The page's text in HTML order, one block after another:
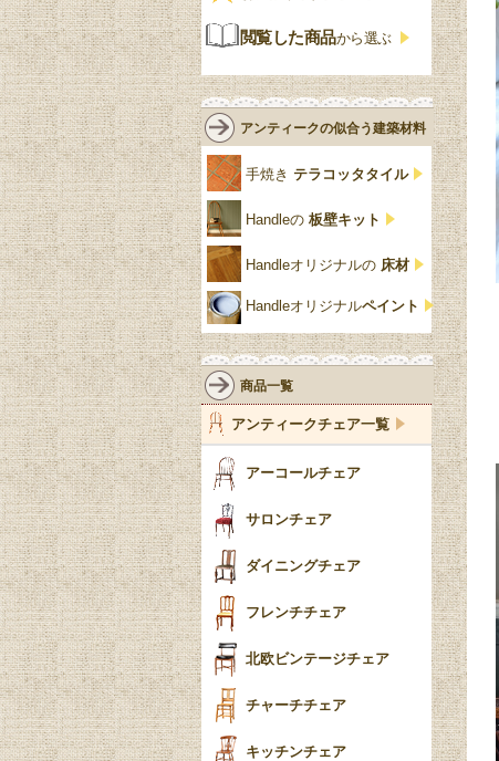
クローゼット
鏡台
花台
仏壇おしゃれ
靴箱収納
スリッパ収納
壁掛け家具
パーテーション・間
仕切り
ガーデンファニチャ
ジャコビアン
ロココ様式
ミッドセンチュリー
アールデコ
白・ホワイト
黒・ブラック
ビーディング
リネンフォールド
ルネット
アカンサス
パイクラスト
脚のモチーフ一覧
ターニングレッグ
バルボスレッグ
ボビンターニング
ツイスト
ローズウッド材
サテンウッド材
ロイドルーム
コントワールドファミー
ユ
ジェニファーテイラー
チェスターフィールド
リリパットレーン
アングルポイズ
ウォーカー＆ホール
閲覧した商品から選ぶ
アンティークの似合う建築材料
手焼き テラコッタタイル
Handleの 板壁キット
Handleオリジナルの 床材
Handleオリジナルペイント
商品一覧
アンティークチェア一覧
アーコールチェア
サロンチェア
ダイニングチェア
フレンチチェア
北欧ビンテージチェア
チャーチチェア
キッチンチェア